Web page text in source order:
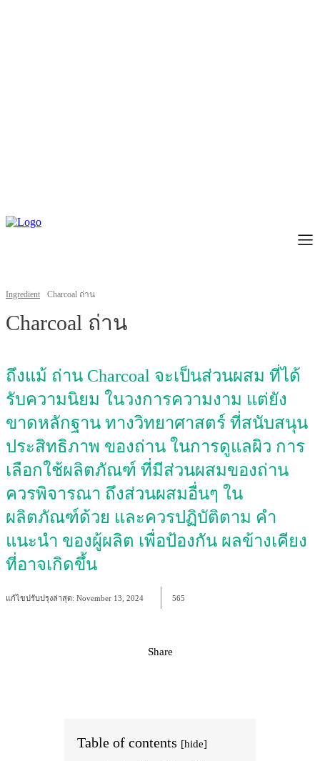
Ingredient Charcoal ถ่าน
Charcoal ถ่าน
ถึงแม้ ถ่าน Charcoal จะเป็นส่วนผสม ที่ได้
รับความนิยม ในวงการความงาม แต่ยัง
ขาดหลักฐาน ทางวิทยาศาสตร์ ที่สนับสนุน
ประสิทธิภาพ ของถ่าน ในการดูแลผิว การ
เลือกใช้ผลิตภัณฑ์ ที่มีส่วนผสมของถ่าน
ควรพิจารณา ถึงส่วนผสมอื่นๆ ใน
ผลิตภัณฑ์ด้วย และควรปฏิบัติตาม คำ
แนะนำ ของผู้ผลิต เพื่อป้องกัน ผลข้างเคียง
ที่อาจเกิดขึ้น
แก้ไขปรับปรุงล่าสุด: November 13, 2024 565
Share
Table of contents [hide]